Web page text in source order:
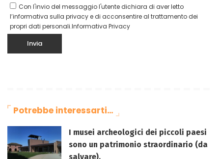
Con l'invio del messaggio l'utente dichiara di aver letto
l’informativa sulla privacy e di acconsentire al trattamento dei
propri dati personali.Informativa Privacy
Potrebbe interessarti…
I musei archeologici dei piccoli paesi
sono un patrimonio straordinario (da
salvare).